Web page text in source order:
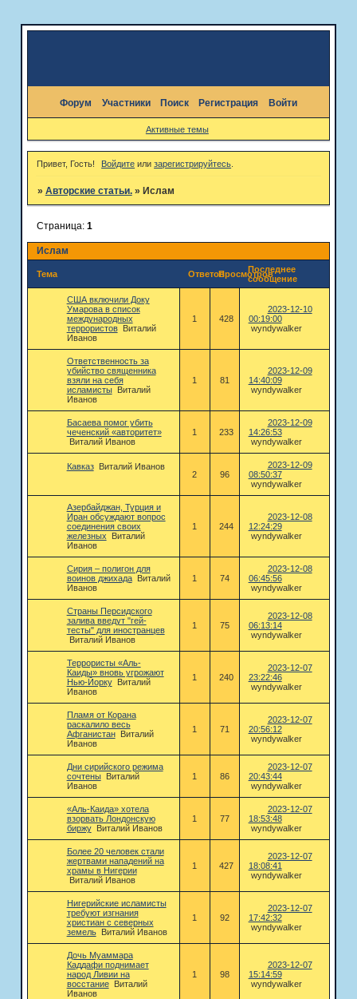
Форум Участники Поиск Регистрация Войти
Активные темы
Привет, Гость! Войдите илизарегистрируйтесь
» Авторские статьи. » Ислам
Ислам
Страница: 1
Тема ОтветовПросмотровПоследнее
сообщение
США включили Доку
Умарова в список
международных
террористов
Виталий
Иванов
1 428
2023-12-10
00:19:00
wyndywalker
Ответственность за
убийство священника
взяли на себя
исламисты
Виталий
Иванов
1 81
2023-12-09
14:40:09
wyndywalker
Басаева помог убить
чеченский «авторитет»
Виталий Иванов
1 233
2023-12-09
14:26:53
wyndywalker
Кавказ
Виталий Иванов
2
96
2023-12-09
08:50:37
wyndywalker
Азербайджан, Турция и
Иран обсуждают вопрос
соединения своих
железных
Виталий
Иванов
1 244
2023-12-08
12:24:29
wyndywalker
Сирия – полигон для
воинов джихада
Виталий
Иванов
1 74
2023-12-08
06:45:56
wyndywalker
Страны Персидского
залива введут "гей-
тесты" для иностранцев
Виталий Иванов
1 75
2023-12-08
06:13:14
wyndywalker
Террористы «Аль-
Каиды» вновь угрожают
Нью-Йорку
Виталий
Иванов
1 240
2023-12-07
23:22:46
wyndywalker
Пламя от Корана
раскалило весь
Афганистан
Виталий
Иванов
1 71
2023-12-07
20:56:12
wyndywalker
Дни сирийского режима
сочтены
Виталий
Иванов
1 86
2023-12-07
20:43:44
wyndywalker
«Аль-Каида» хотела
взорвать Лондонскую
биржу
Виталий Иванов
1 77
2023-12-07
18:53:48
wyndywalker
Более 20 человек стали
жертвами нападений на
храмы в Нигерии
Виталий Иванов
1 427
2023-12-07
18:08:41
wyndywalker
Нигерийские исламисты
требуют изгнания
христиан с северных
земель
Виталий Иванов
1 92
2023-12-07
17:42:32
wyndywalker
Дочь Муаммара
Каддафи поднимает
народ Ливии на
восстание
Виталий
Иванов
1 98
2023-12-07
15:14:59
wyndywalker